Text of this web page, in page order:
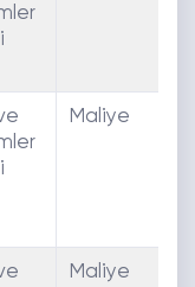
Maliye
Maliye